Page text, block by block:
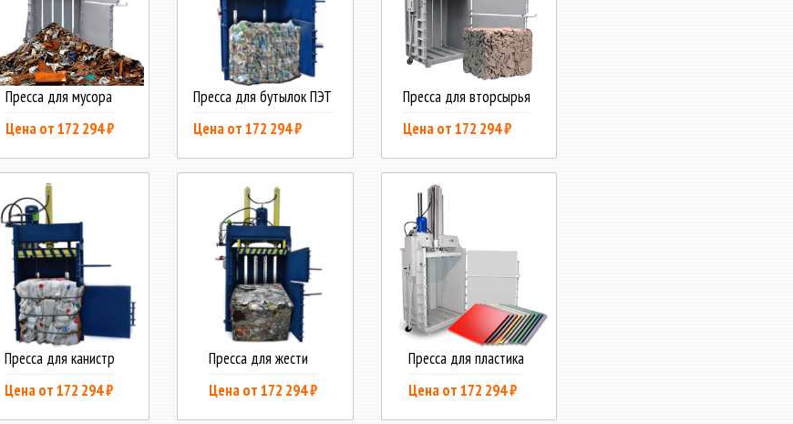
Пресса для мусора
Цена от 172 294 ₽
Пресса для бутылок ПЭТ
Цена от 172 294 ₽
Пресса для вторсырья
Цена от 172 294 ₽
Пресса для канистр
Цена от 172 294 ₽
Пресса для жести
Цена от 172 294 ₽
Пресса для пластика
Цена от 172 294 ₽